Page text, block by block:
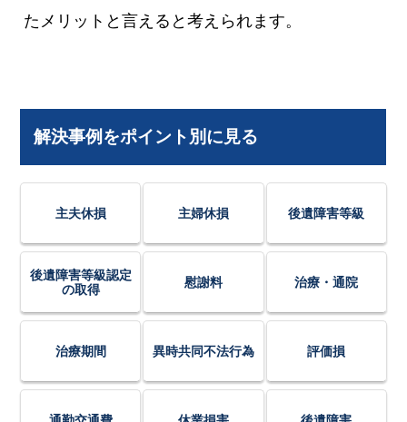
たメリットと言えると考えられます。
解決事例をポイント別に見る
主夫休損 主婦休損 後遺障害等級
後遺障害等級認定
の取得
慰謝料 治療・通院
治療期間 異時共同不法行為 評価損